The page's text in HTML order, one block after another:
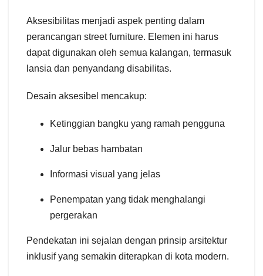
Aksesibilitas menjadi aspek penting dalam
perancangan street furniture. Elemen ini harus
dapat digunakan oleh semua kalangan, termasuk
lansia dan penyandang disabilitas.
Desain aksesibel mencakup:
Ketinggian bangku yang ramah pengguna
Jalur bebas hambatan
Informasi visual yang jelas
Penempatan yang tidak menghalangi
pergerakan
Pendekatan ini sejalan dengan prinsip arsitektur
inklusif yang semakin diterapkan di kota modern.